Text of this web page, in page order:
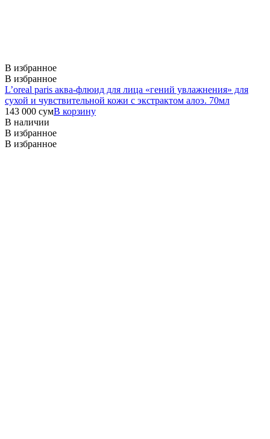
В избранное
В избранное
L’oreal paris аква-флюид для лица «гений увлажнения» для
сухой и чувствительной кожи с экстрактом алоэ. 70мл
143 000 сумВ корзину
В наличии
В избранное
В избранное